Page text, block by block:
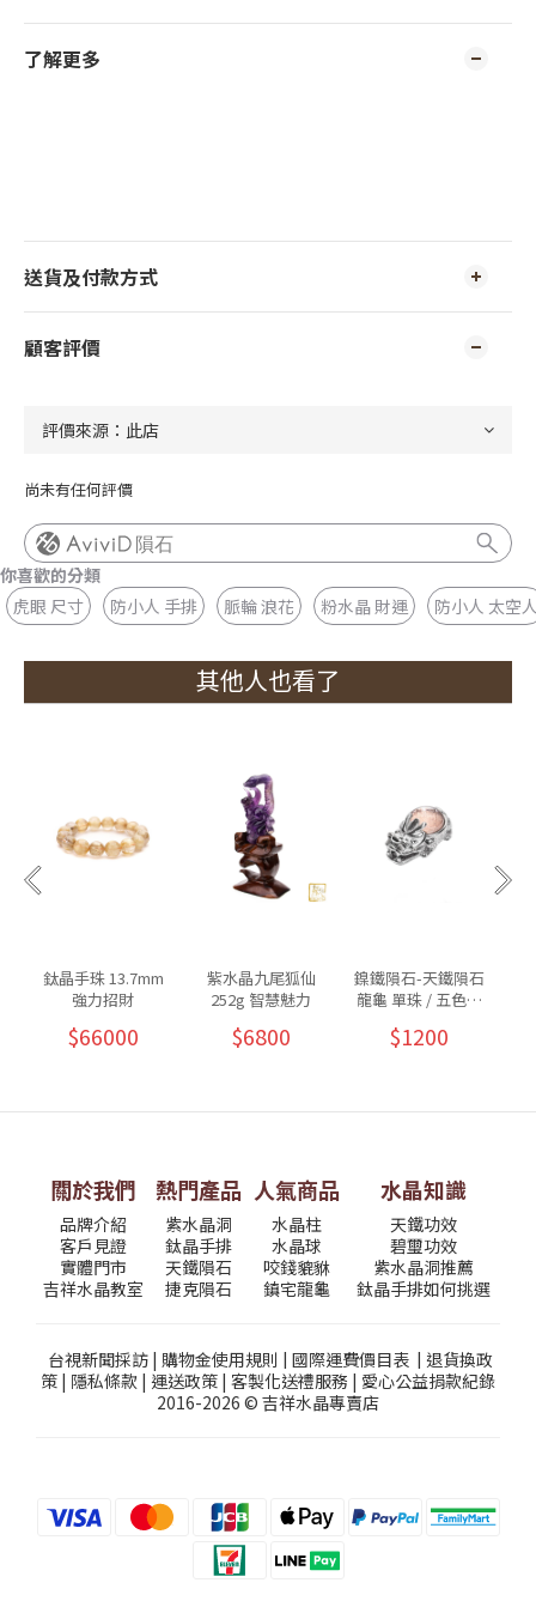
了解更多
送貨及付款方式
顧客評價
尚未有任何評價
隕石
你喜歡的分類
虎眼 尺寸
防小人 手排 脈輪 浪花 粉水晶 財運 防小人 太空
其他人也看了
鈦晶手珠 13.7mm
強力招財
$66000
紫水晶九尾狐仙
252g 智慧魅力
$6800
鎳鐵隕石-天鐵隕石
龍龜 單珠 / 五色可
$1200
關於我們
品牌介紹
客戶見證
實體門市
吉祥水晶教室
熱門產品
紫水晶洞
鈦晶手排
天鐵隕石
捷克隕石
人氣商品
水晶柱
水晶球
咬錢貔貅
鎮宅龍龜
水晶知識
天鐵功效
碧璽功效
紫水晶洞推薦
鈦晶手排如何挑選
台視新聞採訪| 購物金使用規則 | 國際運費價目表| 退貨換政
策 | 隱私條款 | 運送政策 | 客製化送禮服務 | 愛心公益捐款紀錄
2016-2026 © 吉祥水晶專賣店